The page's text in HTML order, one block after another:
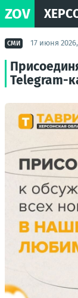
ZOV
СМИ 17 июня
Telegram-